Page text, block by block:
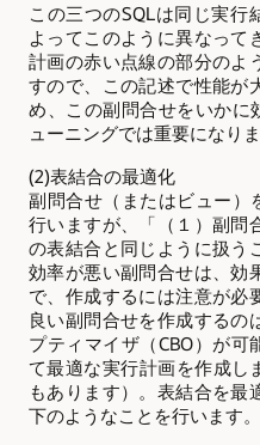
この三つのSQLは同じ実行
よってこのように異なって
計画の赤い点線の部分のよ
すので、この記述で性能が
め、この副問合せをいかに
ューニングでは重要になりま
(2)表結合の最適化
副問合せ（またはビュー）
行いますが、「（１）副問
の表結合と同じように扱う
効率が悪い副問合せは、効
で、作成するには注意が必
良い副問合せを作成するの
プティマイザ（CBO）が可
て最適な実行計画を作成し
もあります）。表結合を最
下のようなことを行います。